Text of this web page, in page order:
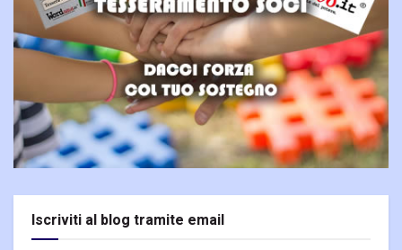
Iscriviti al blog tramite email